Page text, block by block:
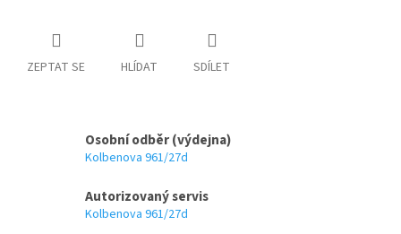
ZEPTAT SE HLÍDAT SDÍLET
Osobní odběr (výdejna)
Kolbenova 961/27d
Autorizovaný servis
Kolbenova 961/27d